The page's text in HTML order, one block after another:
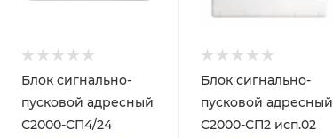
Блок сигнально-
пусковой адресный
С2000-СП4/24
Блок сигнально-
пусковой адресный
С2000-СП2 исп.02